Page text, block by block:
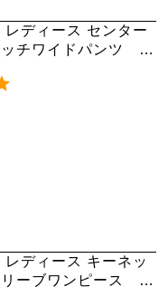
レディース センター
ッチワイドパンツ sf
レディース キーネッ
リーブワンピース m